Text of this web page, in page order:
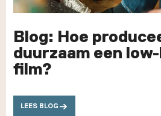
Blog: Hoe
duurzaam een
film?
LEES BLOG